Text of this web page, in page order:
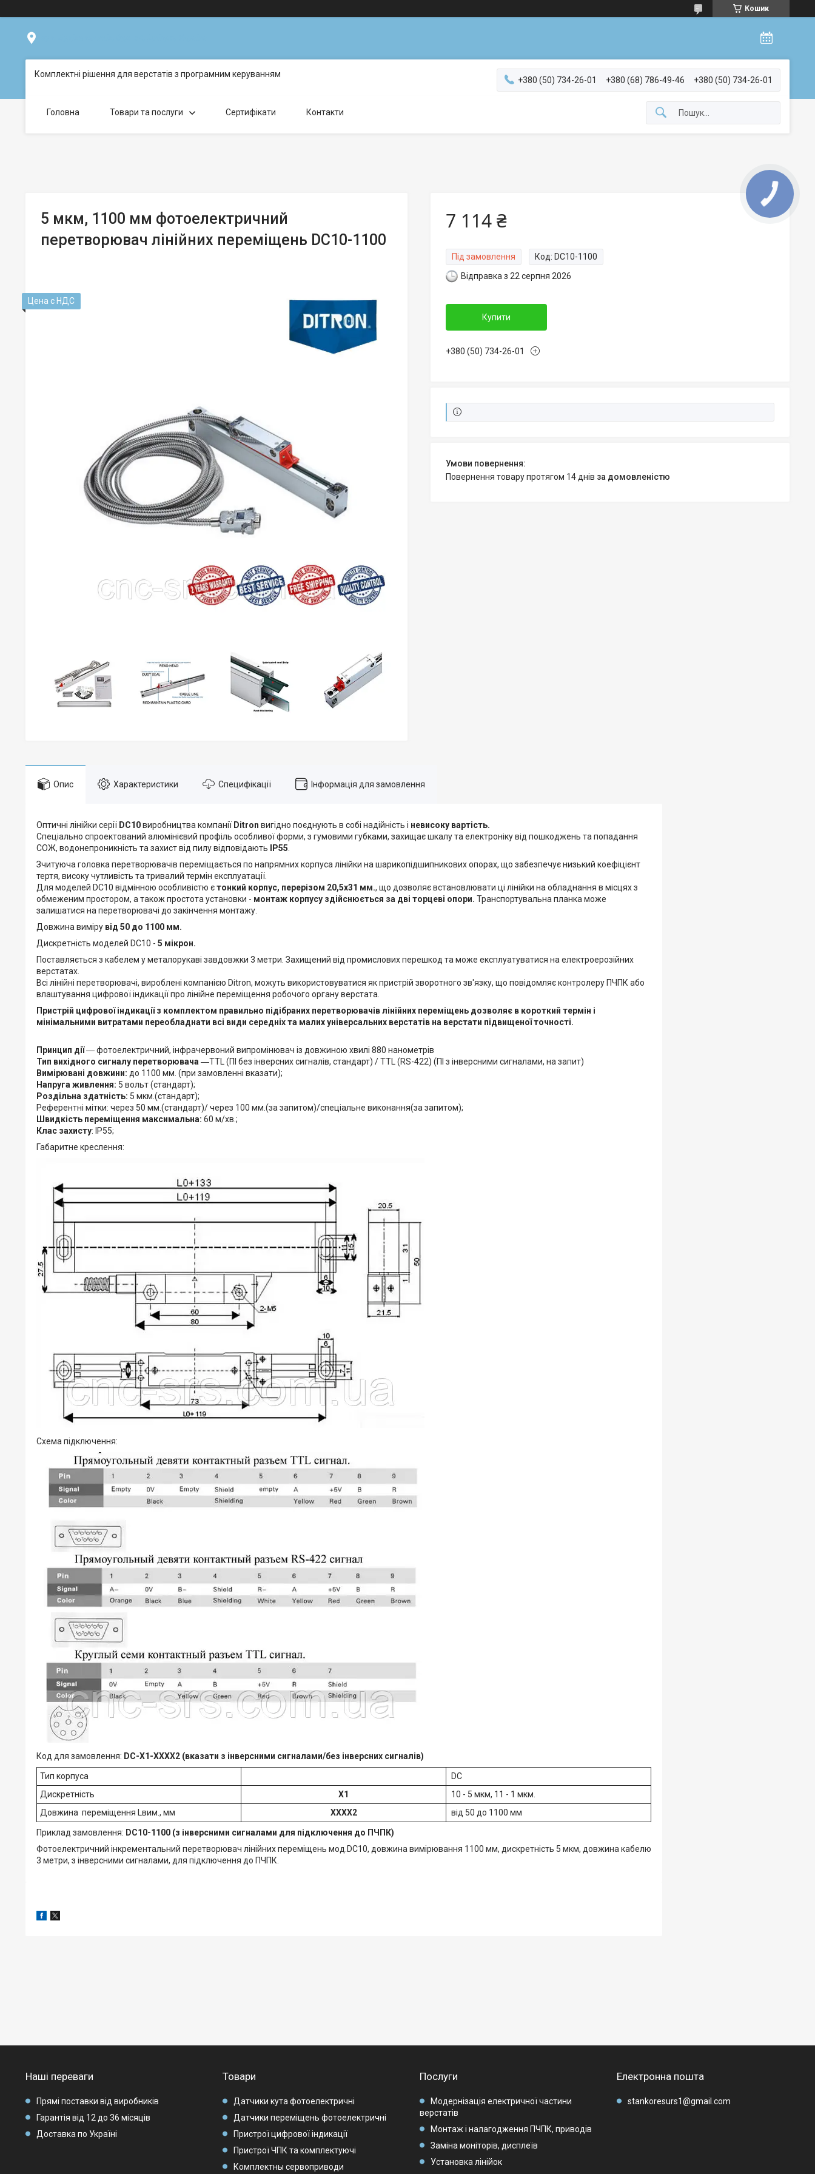
Кошик
Комплектні рішення для верстатів з програмним керуванням
+380 (50) 734-26-01 +380 (68) 786-49-46 +380 (50) 734-26-01
Головна Товари та послуги Сертифікати Контакти
5 мкм, 1100 мм фотоелектричний
перетворювач лінійних переміщень DC10-1100
Цена с НДС
7 114 ₴
Під замовлення Код: DC10-1100
Відправка з 22 серпня 2026
Купити
+380 (50) 734-26-01
повернення товару протягом 14 днів за домовленістю
Опис Характеристики Специфікації Інформація для замовлення
Оптичні лінійки серії DС10виробництва компанії Ditron вигідно поєднують в собі надійність і невисоку вартість.
Спеціально спроектований алюмінієвий профіль особливої ​​форми, з гумовими губками, захищає шкалу та електроніку від пошкоджень та попадання
СОЖ, водонепроникність та захист від пилу відповідають IP55
Зчитуюча головка перетворювачів переміщається по напрямних корпуса лінійки на шарикопідшипникових опорах, що забезпечує низький коефіцієнт
тертя, високу чутливість та тривалий термін експлуатації.
Для моделей DC10 відмінною особливістю єтонкий корпус, перерізом 20,5х31 мм., що дозволяє встановлювати ці лінійки на обладнання в місцях з
обмеженим простором, а також простота установки - монтаж корпусу здійснюється за дві торцеві опори. Транспортувальна планка може
залишатися на перетворювачі до закінчення монтажу.
Довжина виміру від 50 до 1100 мм.
Дискретність моделей DC10 - 5 мікрон.
Поставляється з кабелем у металорукаві завдовжки 3 метри. Захищений від промислових перешкод та може експлуатуватися на електроерозійних
верстатах.
Всі лінійні перетворювачі, вироблені компанією Ditron, можуть використовуватися як пристрій зворотного зв'язку, що повідомляє контролеру ПЧПК або
влаштування цифрової індикації про лінійне переміщення робочого органу верстата.
Пристрій цифрової індикації з комплектом правильно підібраних перетворювачів лінійних переміщень дозволяє в короткий термін і
мінімальними витратами переобладнати всі види середніх та малих універсальних верстатів на верстати підвищеної точності.
Принцип дії― фотоелектричний, інфрачервоний випромінювач із довжиною хвилі 880 нанометрів
Тип вихідного сигналу перетворювача ―TTL (ПІ без інверсних сигналів, стандарт) / TTL (RS-422) (ПІ з інверсними сигналами, на запит)
Вимірювані довжини: до 1100 мм. (при замовленні вказати);
Напруга живлення: 5 вольт (стандарт);
Роздільна здатність: 5 мкм.(стандарт);
Референтні мітки: через 50 мм.(стандарт)/ через 100 мм.(за запитом)/спеціальне виконання(за запитом);
Швидкість переміщення максимальна: 60 ​​м/хв.;
Клас захисту: IP55;
Габаритне креслення:
Схема підключення:
Код для замовлення: DC-X1-XXXX2 (вказати з інверсними сигналами/без інверсних сигналів)
Тип корпуса
DC
Дискретність
X1
10 - 5 мкм, 11 - 1 мкм.
Довжина переміщення Lвим., мм
XXXX2​ від 50 до 1100 мм
Приклад замовлення: DC10-1100 (з інверсними сигналами для підключення до ПЧПК)
Фотоелектричний інкрементальний перетворювач лінійних переміщень мод.DC10, довжина вимірювання 1100 мм, дискретність 5 мкм, довжина кабелю
3 метри, з інверсними сигналами, для підключення до ПЧПК.
Наші переваги
Прямі поставки від виробників
Гарантія від 12 до 36 місяців
Доставка по Україні
Товари
Датчики кута фотоелектричні
Датчики переміщень фотоелектричні
Пристрої цифрової індикації
Пристрої ЧПК та комплектуючі
Комплектны сервоприводи
Послуги
Модернізація електричної частини
верстатів
Монтаж і налагодження ПЧПК, приводів
Заміна моніторів, дисплеїв
Установка лінійок
Електронна пошта
stankoresurs1@gmail.com